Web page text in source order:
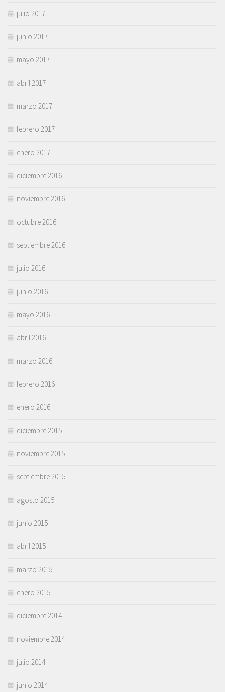
julio 2017
junio 2017
mayo 2017
abril 2017
marzo 2017
febrero 2017
enero 2017
diciembre 2016
noviembre 2016
octubre 2016
septiembre 2016
julio 2016
junio 2016
mayo 2016
abril 2016
marzo 2016
febrero 2016
enero 2016
diciembre 2015
noviembre 2015
septiembre 2015
agosto 2015
junio 2015
abril 2015
marzo 2015
enero 2015
diciembre 2014
noviembre 2014
julio 2014
junio 2014